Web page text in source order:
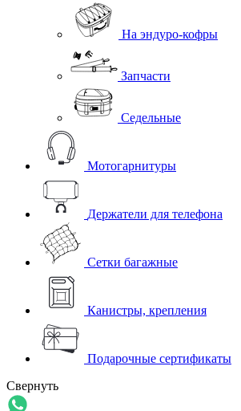
На эндуро-кофры
Запчасти
Седельные
Мотогарнитуры
Держатели для телефона
Сетки багажные
Канистры, крепления
Подарочные сертификаты
Свернуть